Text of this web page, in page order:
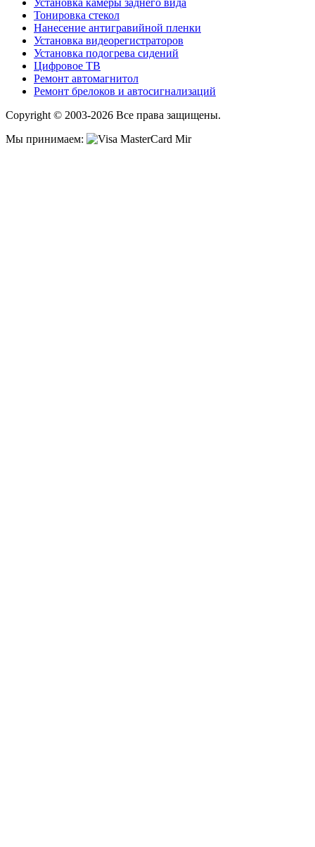
Установка камеры заднего вида
Тонировка стекол
Нанесение антигравийной пленки
Установка видеорегистраторов
Установка подогрева сидений
Цифровое ТВ
Ремонт автомагнитол
Ремонт брелоков и автосигнализаций
Copyright © 2003-2026 Все права защищены.
Мы принимаем: